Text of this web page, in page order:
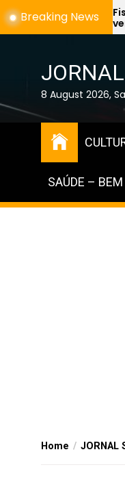
Skip
to
Breaking News
encontra
à venda e expõe
na Região dos Lagos
8 August 2026,
SAÚDE –
Home JORNAL